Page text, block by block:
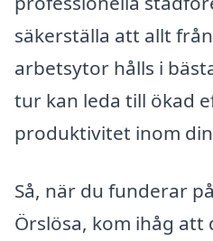
säkerställa att allt
arbetsytor hålls i
tur kan leda till ökad
produktivitet inom
Så, när du funderar
Örslösa, kom ihåg att